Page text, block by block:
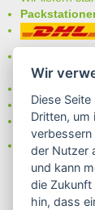
auswählen:
- Rechnung
- Lastschrift/
Das
Wir
Diese
Dritten, um
der Nutzer
und kann
die
hin, dass